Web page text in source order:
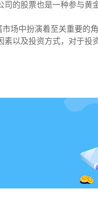
的股票也是一种参与黄
场中扮演着至关重要的
素以及投资方式，对于投